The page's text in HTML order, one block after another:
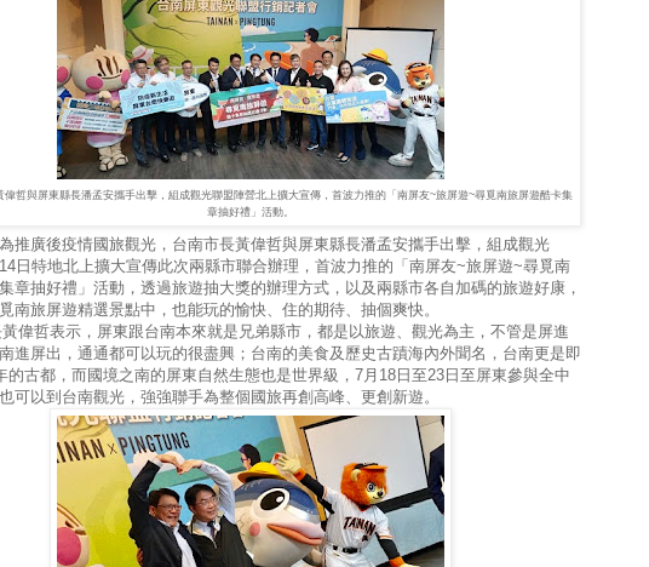
偉哲與屏東縣長潘孟安攜手出擊，組成觀光聯盟陣營北上擴大宣傳，首波力推的「南屏友~旅屏遊~尋覓南旅屏遊酷卡集
章抽好禮」活動。
為推廣後疫情國旅觀光，台南市長黃偉哲與屏東縣長潘孟安攜手出擊，組成觀光
日特地北上擴大宣傳此次兩縣市聯合辦理，首波力推的「南屏友~旅屏遊~尋覓南
章抽好禮」活動，透過旅遊抽大獎的辦理方式，以及兩縣市各自加碼的旅遊好康，
南旅屏遊精選景點中，也能玩的愉快、住的期待、抽個爽快。
偉哲表示，屏東跟台南本來就是兄弟縣市，都是以旅遊、觀光為主，不管是屏進
進屏出，通通都可以玩的很盡興；台南的美食及歷史古蹟海內外聞名，台南更是即
的古都，而國境之南的屏東自然生態也是世界級，7月18日至23日至屏東參與全中
可以到台南觀光，強強聯手為整個國旅再創高峰、更創新遊。